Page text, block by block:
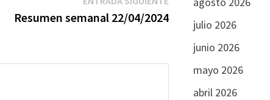
siguiente:
Resumen semanal 22/04/2024
julio 2026
junio 2026
mayo 2026
abril 2026